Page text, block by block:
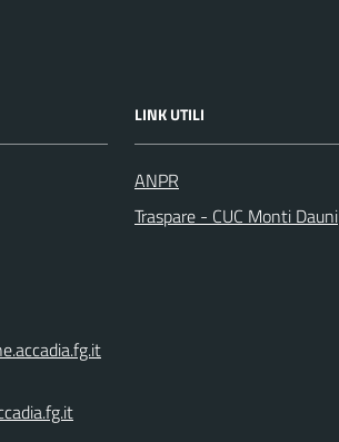
LINK UTILI
ANPR
Traspare - CUC Monti Dauni